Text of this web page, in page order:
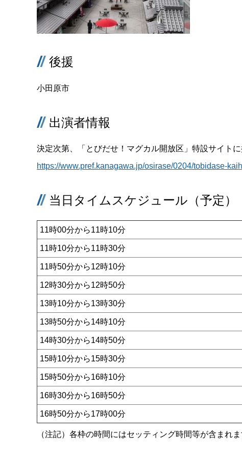
後援
小田原市
出演者情報
決定次第、「とびだせ！マグカル開放区」特設サイトに
https://www.pref.kanagawa.jp/osirase/0204/tobidase-
当日タイムスケジュール（予定）
11時00分から11時10分
11時10分から11時30分
11時50分から12時10分
12時30分から12時50分
13時10分から13時30分
13時50分から14時10分
14時30分から14時50分
15時10分から15時30分
15時50分から16時10分
16時30分から16時50分
16時50分から17時00分
（注記）各枠の時間にはセッティング時間等が含まれま